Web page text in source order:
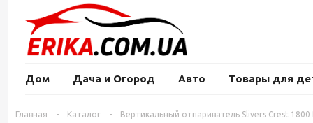
Дом Дача и Огород Авто Товары для
Главная - Каталог - Вертикальный отпариватель Slivers Crest